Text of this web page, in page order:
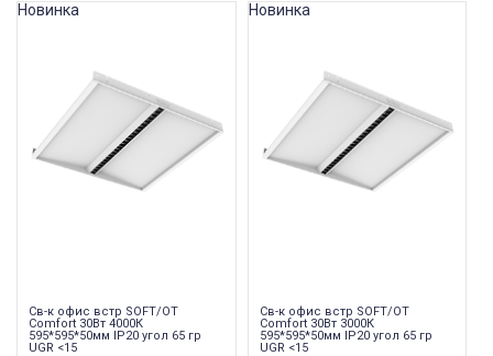
Св-к офис встр SOFT/OT
Comfort 30Вт 4000К
595*595*50мм IP20 угол 65 гр
UGR <15
Новинка
Св-к офис встр SOFT/OT
Comfort 30Вт 3000К
595*595*50мм IP20 угол 65 гр
UGR <15
Новинка